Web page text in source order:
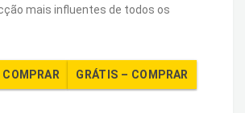
mais influentes de todos os